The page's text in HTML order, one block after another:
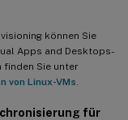
können Sie
Apps and Desktops-
finden Sie unter
von Linux-VMs
für